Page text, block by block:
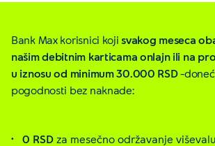
Bank Max korisnici kojisvakog meseca
našim debitnim karticama onlajn ili na
u iznosu od minimum 30.000 RSD
pogodnosti bez naknade:
0 RSD za mesečno održavanje